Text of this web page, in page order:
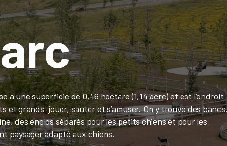
a une superficie de 0,46 hectare (1,14 acre) et est l’endroit
et grands, jouer, sauter et s’amuser. On y trouve des bancs,
des enclos séparés pour les petits chiens et pour les
paysager adapté aux chiens.